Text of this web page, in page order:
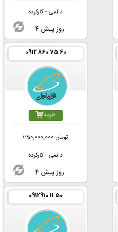
دائمی - کارکرده
4 روز پیش
0912 860 75 60
خرید
250,000,000 تومان
دائمی - کارکرده
4 روز پیش
0912910 11 50